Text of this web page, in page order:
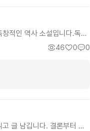
적인 역사 소설입니다.독특
같은 문체가 색달랐지만, 읽
이야기였습니다. 각종 전략
46 0 0
글 남깁니다. 결론부터 말